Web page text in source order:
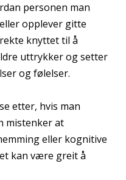
personen man
opplever gitte
knyttet til å
uttrykker og setter
og følelser.
etter, hvis man
mistenker at
eller kognitive
kan være greit å